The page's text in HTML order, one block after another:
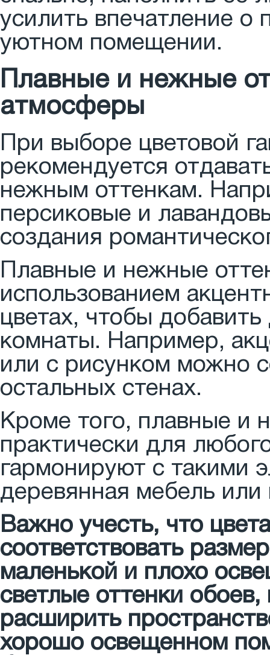
усилить впечатление
уютном помещении.
Плавные и нежные
атмосферы
При выборе цветовой
рекомендуется
нежным оттенкам.
персиковые и
создания
Плавные и нежные
использованием
цветах, чтобы
комнаты. Например,
или с рисунком можно
остальных стенах.
Кроме того, плавные и
практически для
гармонируют с такими
деревянная мебель
Важно учесть, что
соответствовать
маленькой и плохо
светлые оттенки
расширить
хорошо освещенном